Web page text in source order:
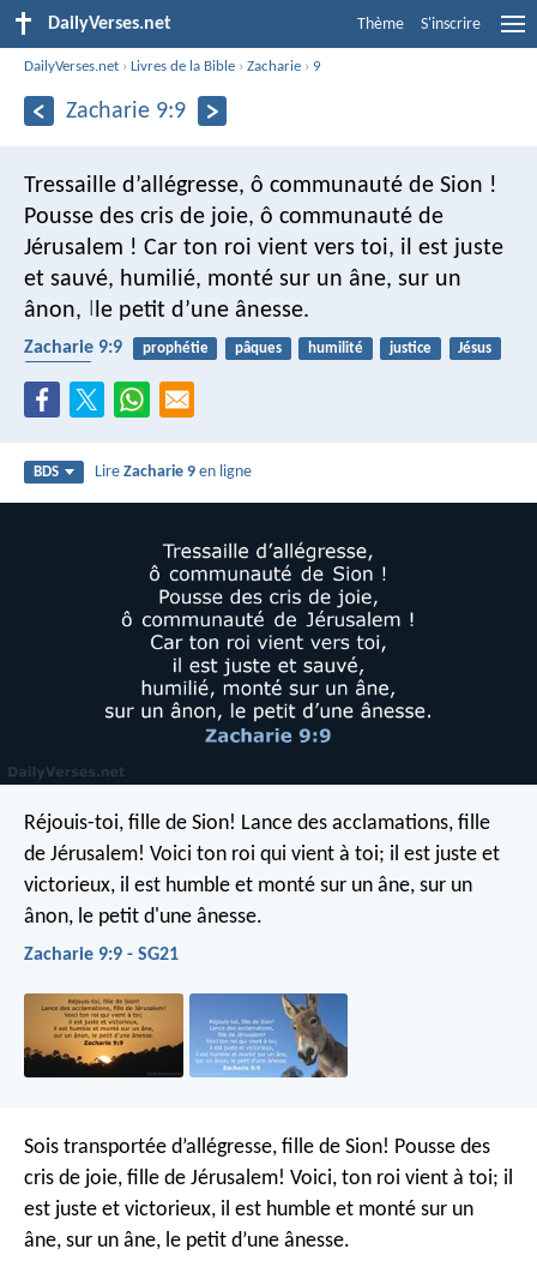
DailyVerses.net Thème S'inscrire
DailyVerses.net ›Livres de la Bible ›Zacharie › 9
Zacharie 9:9
Tressaille d’allégresse, ô communauté de Sion !
Pousse des cris de joie, ô communauté de
Jérusalem ! Car ton roi vient vers toi, il est juste
et sauvé, humilié, monté sur un âne, sur un
ânon,
le petit d’une ânesse.
Zacharie 9:9 prophétie pâques humilité justice
Jésus
BDS LireZacharie 9 en ligne
Réjouis-toi, fille de Sion! Lance des acclamations, fille
de Jérusalem! Voici ton roi qui vient à toi; il est juste et
victorieux, il est humble et monté sur un âne, sur un
ânon, le petit d'une ânesse.
Zacharie 9:9 - SG21
Sois transportée d’allégresse, fille de Sion! Pousse des
cris de joie, fille de Jérusalem! Voici, ton roi vient à toi; il
est juste et victorieux, il est humble et monté sur un
âne, sur un âne, le petit d’une ânesse.